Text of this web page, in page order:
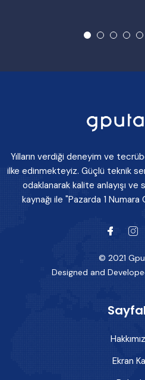
Yılların verdiği deneyim ve
ilke edinmekteyiz. Güçlü teknik
odaklanarak kalite anlayışı
kaynağı ile "Pazarda 1
© 2021
Designed and
Ekran